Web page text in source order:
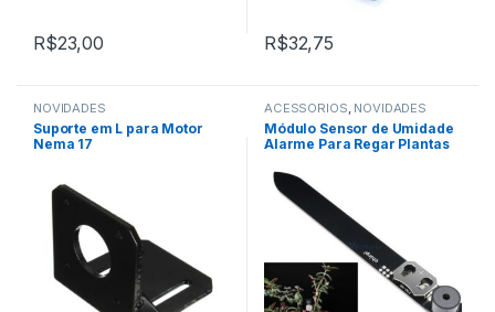
R$23,00 R$32,75
NOVIDADES
Suporte em L para Motor
Nema 17
ACESSÓRIOS, NOVIDADES
Módulo Sensor de Umidade
Alarme Para Regar Plantas